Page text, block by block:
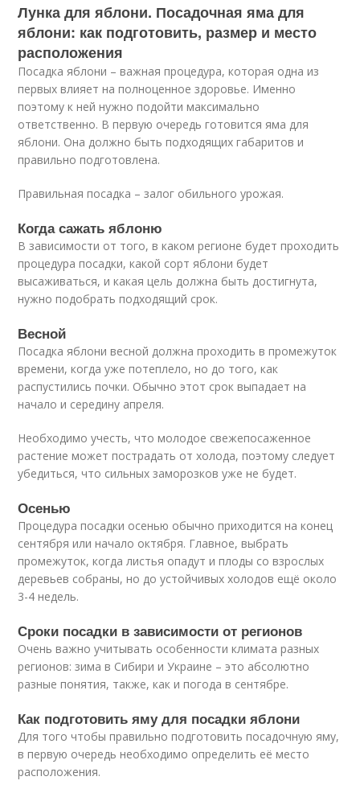
Лунка для яблони. Посадочная яма для
яблони: как подготовить, размер и место
расположения
Посадка яблони – важная процедура, которая одна из
первых влияет на полноценное здоровье. Именно
поэтому к ней нужно подойти максимально
ответственно. В первую очередь готовится яма для
яблони. Она должно быть подходящих габаритов и
правильно подготовлена.
Правильная посадка – залог обильного урожая.
Когда сажать яблоню
В зависимости от того, в каком регионе будет проходить
процедура посадки, какой сорт яблони будет
высаживаться, и какая цель должна быть достигнута,
нужно подобрать подходящий срок.
Весной
Посадка яблони весной должна проходить в промежуток
времени, когда уже потеплело, но до того, как
распустились почки. Обычно этот срок выпадает на
начало и середину апреля.
Необходимо учесть, что молодое свежепосаженное
растение может пострадать от холода, поэтому следует
убедиться, что сильных заморозков уже не будет.
Осенью
Процедура посадки осенью обычно приходится на конец
сентября или начало октября. Главное, выбрать
промежуток, когда листья опадут и плоды со взрослых
деревьев собраны, но до устойчивых холодов ещё около
3-4 недель.
Сроки посадки в зависимости от регионов
Очень важно учитывать особенности климата разных
регионов: зима в Сибири и Украине – это абсолютно
разные понятия, также, как и погода в сентябре.
Как подготовить яму для посадки яблони
Для того чтобы правильно подготовить посадочную яму,
в первую очередь необходимо определить её место
расположения.